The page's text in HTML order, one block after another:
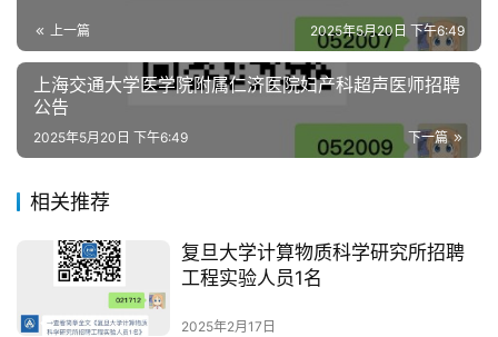
上一篇 2025年5月20日 下午6:49
上海交通大学医学院附属仁济医院妇产科超声医师招聘
公告
下一篇
2025年5月20日 下午6:49
相关推荐
复旦大学计算物质科学研究所招聘
工程实验人员1名
2025年2月17日